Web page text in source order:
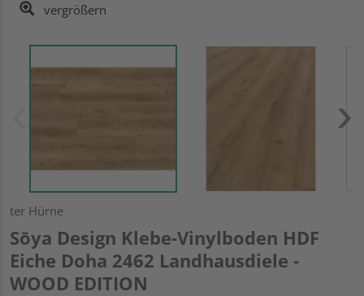
vergrößern
ter Hürne
Sōya Design Klebe-Vinylboden HDF
Eiche Doha 2462 Landhausdiele -
WOOD EDITION